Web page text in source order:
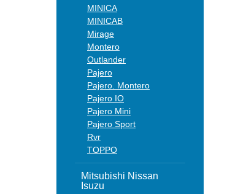
MINICA
MINICAB
Mirage
Montero
Outlander
Pajero
Pajero. Montero
Pajero IO
Pajero Mini
Pajero Sport
Rvr
TOPPO
Mitsubishi Nissan
Isuzu